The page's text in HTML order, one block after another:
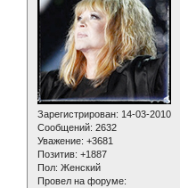
Зарегистрирован: 14-03-2010
Сообщений: 2632
Уважение: +3681
Позитив: +1887
Пол: Женский
Провел на форуме: